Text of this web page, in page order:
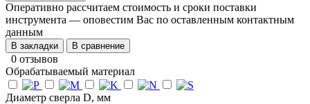
Оперативно рассчитаем стоимость и сроки поставки
инструмента — оповестим Вас по оставленным контактным
данным
В закладки В сравнение
0 отзывов
Обрабатываемый материал
Диаметр сверла D, мм